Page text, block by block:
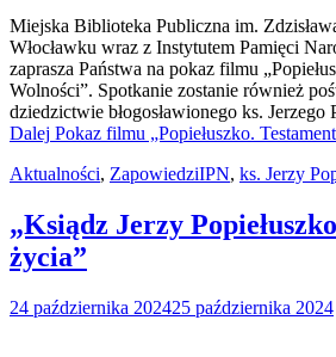
Miejska Biblioteka Publiczna im.
Włocławku wraz z Instytutem Pamięci
zaprasza Państwa na pokaz filmu
Wolności”. Spotkanie zostanie również
dziedzictwie błogosławionego ks.
Dalej Pokaz filmu „Popiełuszko.
Aktualności, ZapowiedziIPN, ks. Jerzy
„Ksiądz Jerzy
życia”
24 października 202425 października 2024